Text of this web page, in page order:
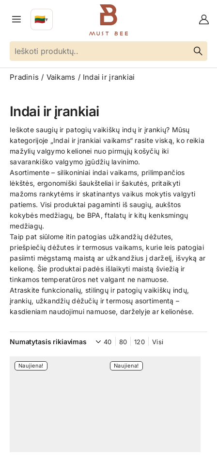
Kalba
🇱🇹
LT ▼
Pradinis Vaikams Indai ir įrankiai
Indai ir įrankiai
Ieškote saugių ir patogių vaikiškų indų ir įrankių? Mūsų
kategorijoje „Indai ir įrankiai vaikams“ rasite viską, ko reikia
mažylių valgymo kelionei nuo pirmųjų košyčių iki
savarankiško valgymo įgūdžių lavinimo.
Asortimente – silikoniniai indai vaikams, prilimpančios
lėkštės, ergonomiški šaukšteliai ir šakutės, pritaikyti
mažoms rankytėms ir skatinantys vaikus mokytis valgyti
patiems. Visi produktai pagaminti iš saugių, aukštos
kokybės medžiagų, be BPA, ftalatų ir kitų kenksmingų
medžiagų.
Taip pat siūlome itin patogias užkandžių dėžutes,
priešpiečių dėžutes ir termosus vaikams, kurie leis patogiai
pasiimti mėgstamą maistą ar užkandžius į darželį, išvyką ar
kelionę. Šie produktai padės išlaikyti maistą šviežią ir
tinkamos temperatūros net valgant ne namuose.
Atraskite funkcionalių, stilingų ir patogių vaikiškų indų,
įrankių, užkandžių dėžučių ir termosų asortimentą –
kasdieniam naudojimui namuose, darželyje ar kelionėse.
40 80 120 Visi
Naujiena! Naujiena!